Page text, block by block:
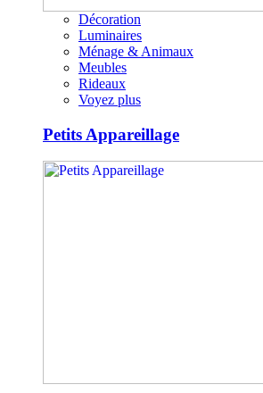
Décoration
Luminaires
Ménage & Animaux
Meubles
Rideaux
Voyez plus
Petits Appareillage